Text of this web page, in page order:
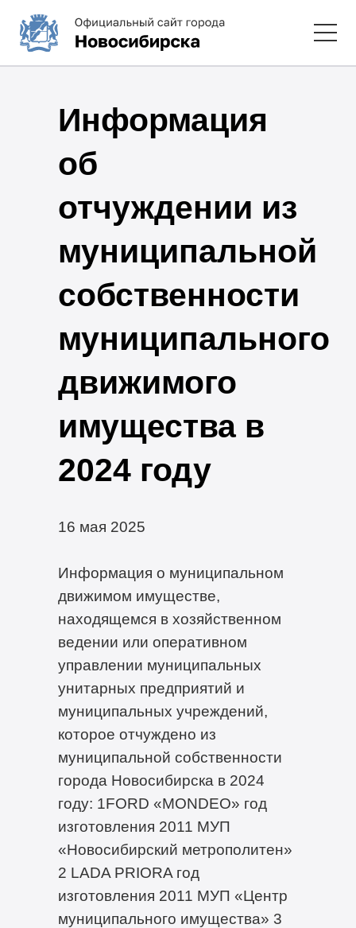
Информация
об
отчуждении из
муниципальной
собственности
муниципального
движимого
имущества в
2024 году
16 мая 2025
Информация о муниципальном
движимом имуществе,
находящемся в хозяйственном
ведении или оперативном
управлении муниципальных
унитарных предприятий и
муниципальных учреждений,
которое отчуждено из
муниципальной собственности
города Новосибирска в 2024
году: 1FORD «MONDEO» год
изготовления 2011 МУП
«Новосибирский метрополитен»
2 LADA PRIORA год
изготовления 2011 МУП «Центр
муниципального имущества» 3